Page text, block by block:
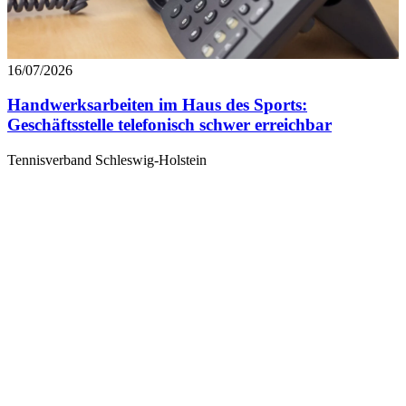
16/07/2026
Handwerksarbeiten im Haus des Sports:
Geschäftsstelle telefonisch schwer erreichbar
Tennisverband Schleswig-Holstein